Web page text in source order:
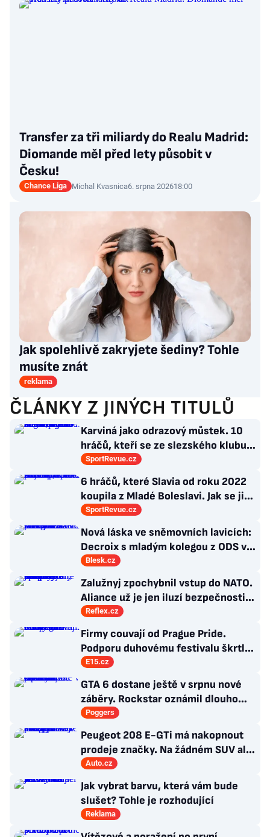
Transfer za tři miliardy do Realu Madrid:
Diomande měl před lety působit v
Česku!
Chance Liga Michal Kvasnica6. srpna 202618:00
Jak spolehlivě zakryjete šediny? Tohle
musíte znát
reklama
ČLÁNKY Z JINÝCH TITULŮ
Karviná jako odrazový můstek. 10
hráčů, kteří se ze slezského klubu
probili k lukrativnímu angažmá
SportRevue.cz
6 hráčů, které Slavia od roku 2022
koupila z Mladé Boleslavi. Jak se jim
po přestupu do Edenu vedlo?
SportRevue.cz
Nová láska ve sněmovních lavicích:
Decroix s mladým kolegou z ODS v
bazénu pod Sněžkou
Blesk.cz
Zalužnyj zpochybnil vstup do NATO.
Aliance už je jen iluzí bezpečnosti,
řídí ji staré doktríny
Reflex.cz
Firmy couvají od Prague Pride.
Podporu duhovému festivalu škrtl i
Microsoft
E15.cz
GTA 6 dostane ještě v srpnu nové
záběry. Rockstar oznámil dlouho
očekávanou prezentaci
Poggers
Peugeot 208 E-GTi má nakopnout
prodeje značky. Na žádném SUV ale
označení GTi nečekejte
Auto.cz
Jak vybrat barvu, která vám bude
slušet? Tohle je rozhodující
Reklama